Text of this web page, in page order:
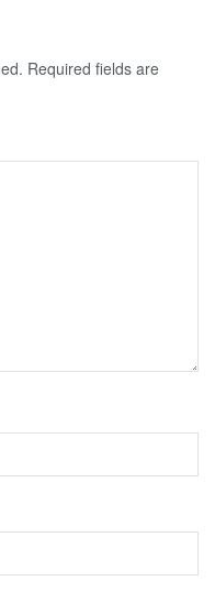
Required fields are